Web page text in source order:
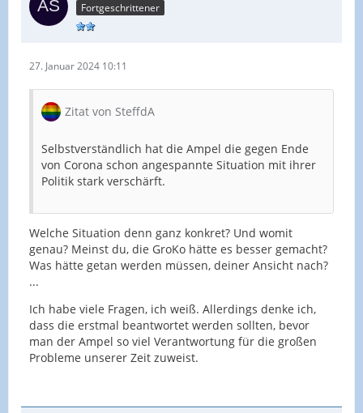
Fortgeschrittener
27. Januar 2024 10:11
Zitat von SteffdA
Selbstverständlich hat die Ampel die gegen Ende
von Corona schon angespannte Situation mit ihrer
Politik stark verschärft.
Welche Situation denn ganz konkret? Und womit
genau? Meinst du, die GroKo hätte es besser gemacht?
Was hätte getan werden müssen, deiner Ansicht nach?
...
Ich habe viele Fragen, ich weiß. Allerdings denke ich,
dass die erstmal beantwortet werden sollten, bevor
man der Ampel so viel Verantwortung für die großen
Probleme unserer Zeit zuweist.